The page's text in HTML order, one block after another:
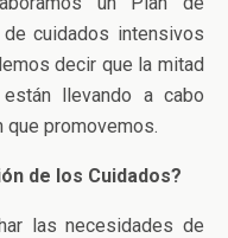
cuidados intensivos
decir que la mitad
llevando a cabo
que promovemos.
de los Cuidados?
las necesidades de